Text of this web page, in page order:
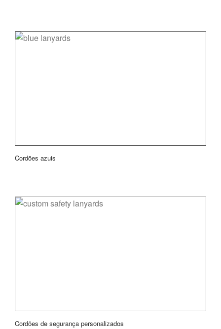
Cordões azuis
Cordões de segurança personalizados